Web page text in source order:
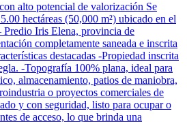
alto potencial de valorización Se
hectáreas (50,000 m²) ubicado en el
Predio Iris Elena, provincia de
completamente saneada e inscrita
destacadas -Propiedad inscrita
-Topografía 100% plana, ideal para
almacenamiento, patios de maniobra,
o proyectos comerciales de
y con seguridad, listo para ocupar o
de acceso, lo que brinda una